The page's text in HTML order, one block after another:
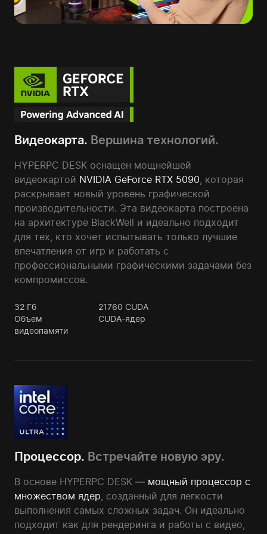
Видеокарта. Вершина технологий.
HYPERPC DESK оснащен мощнейшей
видеокартой NVIDIA GeForce RTX 5090, которая
раскрывает новый уровень графической
производительности. Эта видеокарта построена
на архитектуре BlackWell и идеально подходит
для тех, кто хочет испытывать только лучшие
впечатления от игр и работать с
профессиональными графическими задачами без
компромиссов.
32 Гб
Объем
видеопамяти
21760 CUDA
CUDA-ядер
Процессор. Встречайте новую эру.
В основе HYPERPC DESK — мощный процессор с
множеством ядер, созданный для легкости
выполнения самых сложных задач. Он идеально
подходит как для рендеринга и работы с видео,